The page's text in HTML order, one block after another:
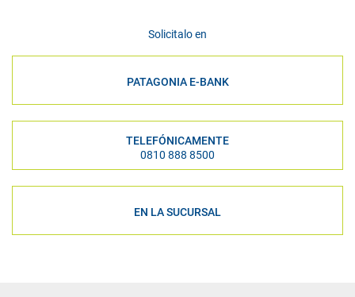
Solicitalo en
PATAGONIA E-BANK
TELEFÓNICAMENTE
0810 888 8500
EN LA SUCURSAL